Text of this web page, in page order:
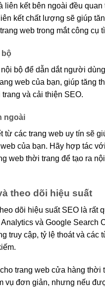
liên kết bên ngoài đều quan
kết chất lượng sẽ giúp
web trong mắt công cụ
bộ
bộ để dẫn dắt người
web của bạn, giúp tăng
và cải thiện SEO.
ngoài
từ các trang web uy tín sẽ
của bạn. Hãy hợp tác
web thời trang để tạo ra
theo dõi hiệu suất
dõi hiệu suất SEO là rất
và Google Search
truy cập, tỷ lệ thoát và các
trang web cửa hàng thời
vụ đơn giản, nhưng nếu